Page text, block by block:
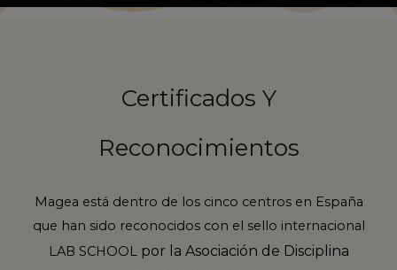
Certificados Y
Reconocimientos
Magea está dentro de los cinco centros en España
que han sido reconocidos con el sello internacional
LAB SCHOOL por la Asociación de Disciplina